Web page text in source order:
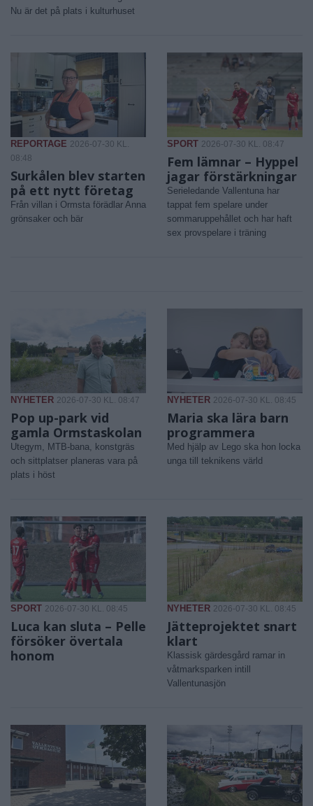
Nu är det på plats i kulturhuset
REPORTAGE 2026-07-30 KL.
08:48
Surkålen blev starten
på ett nytt företag
Från villan i Ormsta förädlar Anna
grönsaker och bär
SPORT 2026-07-30 KL. 08:47
Fem lämnar – Hyppel
jagar förstärkningar
Serieledande Vallentuna har
tappat fem spelare under
sommaruppehållet och har haft
sex provspelare i träning
NYHETER 2026-07-30 KL. 08:47
Pop up-park vid
gamla Ormstaskolan
Utegym, MTB-bana, konstgräs
och sittplatser planeras vara på
plats i höst
NYHETER 2026-07-30 KL. 08:45
Maria ska lära barn
programmera
Med hjälp av Lego ska hon locka
unga till teknikens värld
SPORT 2026-07-30 KL. 08:45
Luca kan sluta – Pelle
försöker övertala
honom
NYHETER 2026-07-30 KL. 08:45
Jätteprojektet snart
klart
Klassisk gärdesgård ramar in
våtmarksparken intill
Vallentunasjön